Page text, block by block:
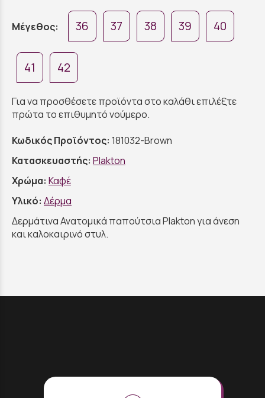
Μέγεθος: 36 37 38 39 40
41 42
Για να προσθέσετε προϊόντα στο καλάθι επιλέξτε
πρώτα το επιθυμητό νούμερο.
Κωδικός Προϊόντος: 181032-Brown
Κατασκευαστής: Plakton
Χρώμα: Καφέ
Υλικό: Δέρμα
Δερμάτινα Ανατομικά παπούτσια Plakton για άνεση
και καλοκαιρινό στυλ.